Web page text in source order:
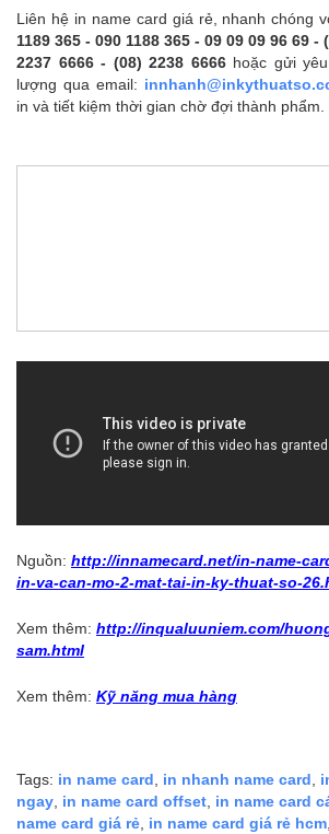
Liên hệ in name card giá rẻ, nhanh chóng
1189 365 - 090 1188 365 - 09 09 09 96 69 -
2237 6666 - (08) 2238 6666hoặc gửi
lượng qua email:
in và tiết kiệm thời gian chờ đợi thành phẩm.
Nguồn: http://innamecard.net/in-name-
in-va-can-mo-2-mat-tai-in-ky-thuat-so-
Xem thêm: http://inqualuuniem.com/
sam.html
Xem thêm: Kỹ năng mua hàng
Tags: in name card in nhanh name card
ngay in name card offset in name card
name card giá rẻ in name card giá rẻ hcm